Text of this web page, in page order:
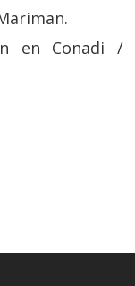
en Conadi /